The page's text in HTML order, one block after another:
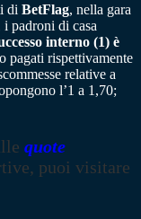
di BetFlag, nella gara
padroni di casa
interno (1) è
pagati rispettivamente
relative a
l’1 a 1,70;
quote
puoi visitare